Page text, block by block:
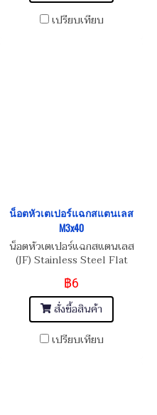
เปรียบเทียบ
น็อตหัวเตเปอร์แฉกสแตนเลส
M3x40
น็อตหัวเตเปอร์แฉกสแตนเลส
(JF) Stainless Steel Flat
Phillip Taper Head Screw
M3x0.5x40
฿6
สั่งซื้อสินค้า
เปรียบเทียบ